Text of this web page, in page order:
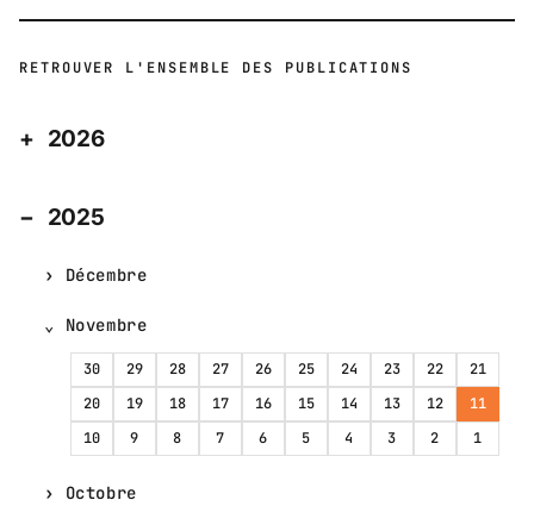
RETROUVER L'ENSEMBLE DES PUBLICATIONS
2026
2025
Décembre
Novembre
30 29 28 27 26 25 24 23 22
21
20
19 18 17 16 15 14 13 12
11
10
9 8 7 6 5 4 3 2 1
Octobre